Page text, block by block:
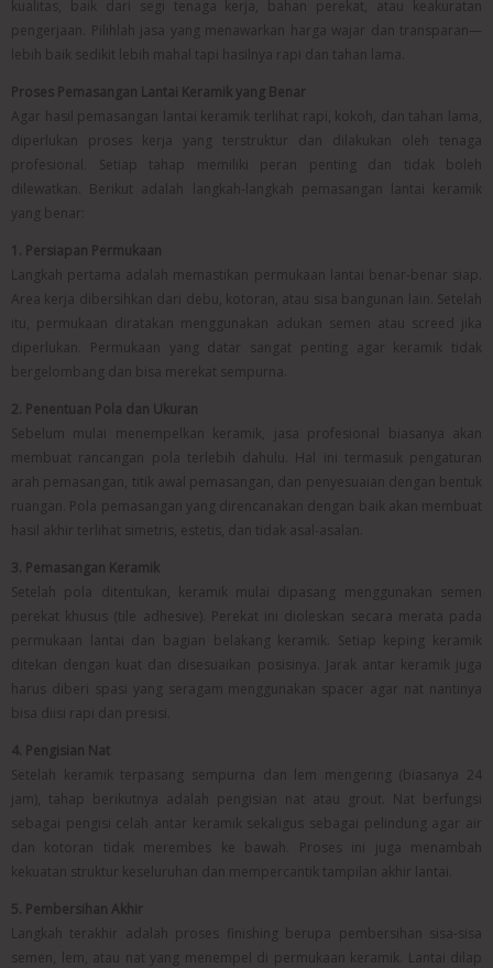
kualitas, baik dari segi tenaga kerja, bahan perekat, atau keakuratan
pengerjaan. Pilihlah jasa yang menawarkan harga wajar dan transparan—
lebih baik sedikit lebih mahal tapi hasilnya rapi dan tahan lama.
Proses Pemasangan Lantai Keramik yang Benar
Agar hasil pemasangan lantai keramik terlihat rapi, kokoh, dan tahan lama,
diperlukan proses kerja yang terstruktur dan dilakukan oleh tenaga
profesional. Setiap tahap memiliki peran penting dan tidak boleh
dilewatkan. Berikut adalah langkah-langkah pemasangan lantai keramik
yang benar:
1. Persiapan Permukaan
Langkah pertama adalah memastikan permukaan lantai benar-benar siap.
Area kerja dibersihkan dari debu, kotoran, atau sisa bangunan lain. Setelah
itu, permukaan diratakan menggunakan adukan semen atau screed jika
diperlukan. Permukaan yang datar sangat penting agar keramik tidak
bergelombang dan bisa merekat sempurna.
2. Penentuan Pola dan Ukuran
Sebelum mulai menempelkan keramik, jasa profesional biasanya akan
membuat rancangan pola terlebih dahulu. Hal ini termasuk pengaturan
arah pemasangan, titik awal pemasangan, dan penyesuaian dengan bentuk
ruangan. Pola pemasangan yang direncanakan dengan baik akan membuat
hasil akhir terlihat simetris, estetis, dan tidak asal-asalan.
3. Pemasangan Keramik
Setelah pola ditentukan, keramik mulai dipasang menggunakan semen
perekat khusus (tile adhesive). Perekat ini dioleskan secara merata pada
permukaan lantai dan bagian belakang keramik. Setiap keping keramik
ditekan dengan kuat dan disesuaikan posisinya. Jarak antar keramik juga
harus diberi spasi yang seragam menggunakan spacer agar nat nantinya
bisa diisi rapi dan presisi.
4. Pengisian Nat
Setelah keramik terpasang sempurna dan lem mengering (biasanya 24
jam), tahap berikutnya adalah pengisian nat atau grout. Nat berfungsi
sebagai pengisi celah antar keramik sekaligus sebagai pelindung agar air
dan kotoran tidak merembes ke bawah. Proses ini juga menambah
kekuatan struktur keseluruhan dan mempercantik tampilan akhir lantai.
5. Pembersihan Akhir
Langkah terakhir adalah proses finishing berupa pembersihan sisa-sisa
semen, lem, atau nat yang menempel di permukaan keramik. Lantai dilap